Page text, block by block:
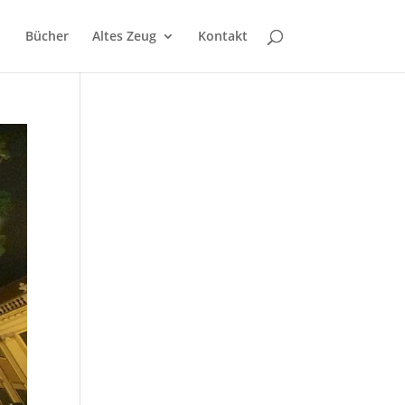
Bücher Altes Zeug Kontakt